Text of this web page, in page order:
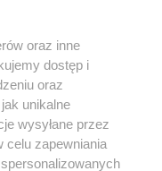
być powielany i
w jakikolwiek sposób (w
jakimkolwiek polu
umieszczaniem w
Jakiekolwiek użycie lub
z naruszeniem prawa,
groźbą kary i może być
oraz inne
dostęp i
oraz
unikalne
wysyłane przez
celu zapewniania